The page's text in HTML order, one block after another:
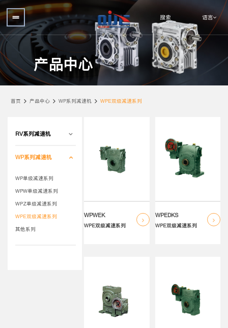
搜索 语言
产品中心
首页 产品中心 WP系列减速机 WPE双级减速系列
RV系列减速机
WP系列减速机
WP单级减速系列
WPW单级减速系列
WPZ单级减速系列
WPE双级减速系列
其他系列
WPWEK
WPE双级减速系列
WPEDKS
WPE双级减速系列